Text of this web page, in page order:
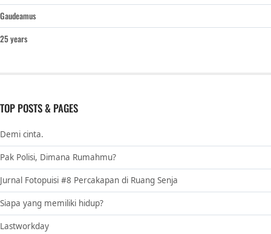
Gaudeamus
25 years
TOP POSTS & PAGES
Demi cinta.
Pak Polisi, Dimana Rumahmu?
Jurnal Fotopuisi #8 Percakapan di Ruang Senja
Siapa yang memiliki hidup?
Lastworkday